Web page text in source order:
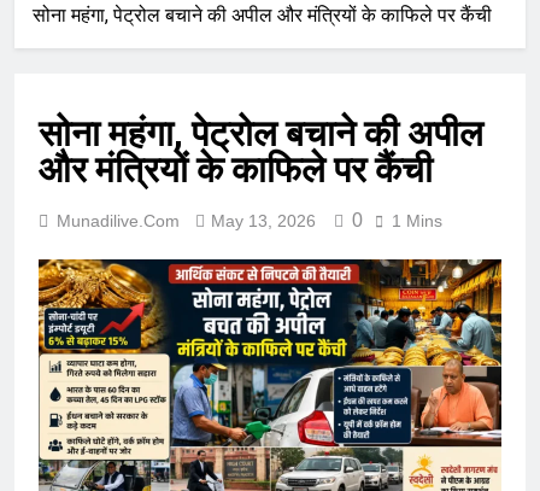
सोना महंगा, पेट्रोल बचाने की अपील और मंत्रियों के काफिले पर कैंची
सोना महंगा, पेट्रोल बचाने की अपील
और मंत्रियों के काफिले पर कैंची
Munadilive.com May 13, 2026 0 1 Mins